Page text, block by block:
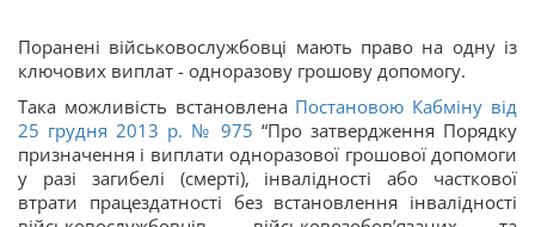
Поранені військовослужбовці мають право на одну із
ключових виплат - одноразову грошову допомогу.
Така можливість встановлена Постановою Кабміну від
25 грудня 2013 р. № 975 “Про затвердження Порядку
призначення і виплати одноразової грошової допомоги
у разі загибелі (смерті), інвалідності або часткової
втрати працездатності без встановлення інвалідності